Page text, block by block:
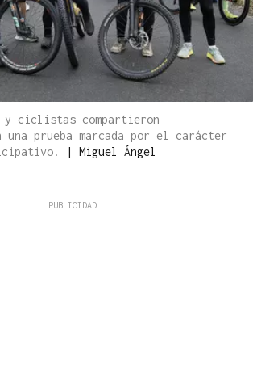
y ciclistas compartieron
una prueba marcada por el carácter
| Miguel Ángel